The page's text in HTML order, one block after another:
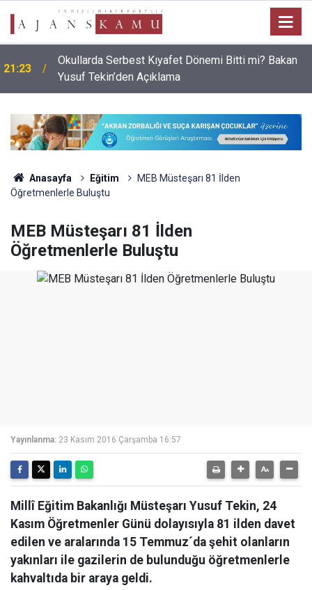
21:23
Okullarda Serbest Kıyafet Dönemi Bitti mi? Bakan
Yusuf Tekin’den Açıklama
Anasayfa Eğitim
MEB Müsteşarı 81 İlden
Öğretmenlerle Buluştu
MEB Müsteşarı 81 İlden
Öğretmenlerle Buluştu
Yayınlanma: 23 Kasım 2016 Çarşamba 16:57
Millî Eğitim Bakanlığı Müsteşarı Yusuf Tekin, 24
Kasım Öğretmenler Günü dolayısıyla 81 ilden davet
edilen ve aralarında 15 Temmuz´da şehit olanların
yakınları ile gazilerin de bulunduğu öğretmenlerle
kahvaltıda bir araya geldi.